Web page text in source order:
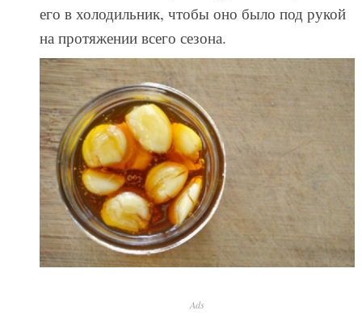
его в холодильник, чтобы оно было под рукой
на протяжении всего сезона.
Ads